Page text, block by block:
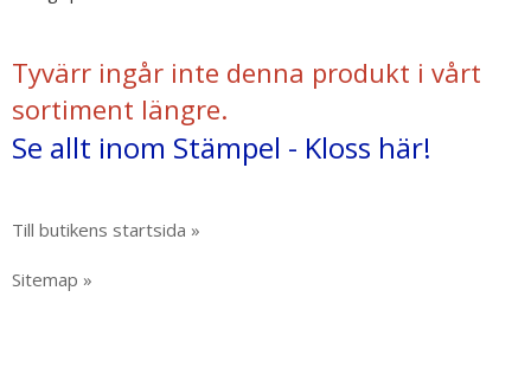
Tyvärr ingår inte denna produkt i vårt
sortiment längre.
Se allt inom Stämpel - Kloss här!
Till butikens startsida »
Sitemap »